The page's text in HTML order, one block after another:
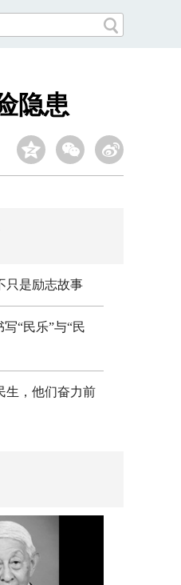
隐患
只是励志故事
“民乐”与“民
生，他们奋力前